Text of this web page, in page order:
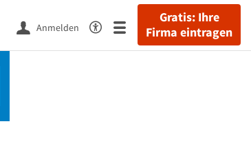
Gratis: Ihre
Firma eintragen
Anmelden